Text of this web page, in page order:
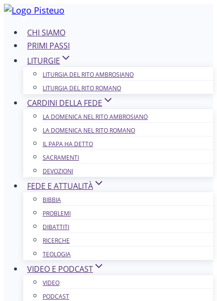
Salta
contenutoCHI SIAMO
PRIMI PASSI
LITURGIE
LITURGIA DEL RITO AMBROSIANO
LITURGIA DEL RITO ROMANO
CARDINI DELLA FEDE
LA DOMENICA NEL R​​​​​​ITO AMBROSIANO
LA DOMENICA NEL RITO ROMANO
IL PAPA HA DETTO
SACRAMENTI
DEVOZIONI
FEDE E ATTUALITÀ
BIBBIA
PROBLEMI
DIBATTITI
RICERCHE
TEOLOGIA
VIDEO E PODCAST
VIDEO
PODCAST